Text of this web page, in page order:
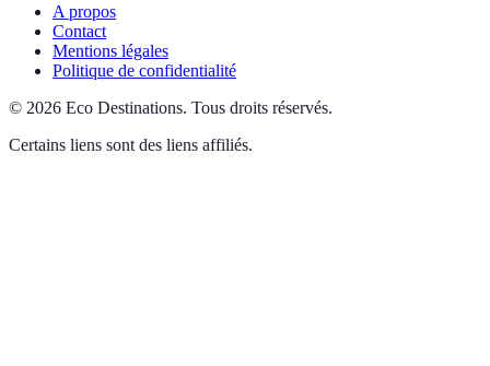
A propos
Contact
Mentions légales
Politique de confidentialité
© 2026 Eco Destinations. Tous droits réservés.
Certains liens sont des liens affiliés.